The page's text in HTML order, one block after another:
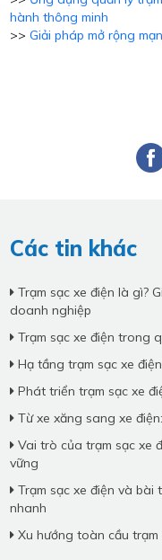
hành thông minh
>> Giải pháp mở rộng
Các tin khác
Trạm sạc xe điện là gì?
doanh nghiệp
Trạm sạc xe điện trong
Hạ tầng trạm sạc xe
Phát triển trạm sạc xe
Từ xe xăng sang xe
Vai trò của trạm sạc xe
vững
Trạm sạc xe điện và bài
nhanh
Xu hướng toàn cầu trạm